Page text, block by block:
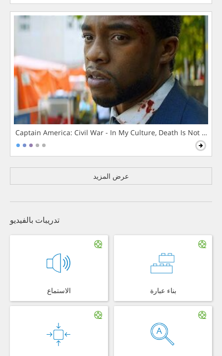
Captain America: Civil War - In My Culture, Death Is Not The
عرض المزيد
تدريبات بالفيديو
الاستماع بناء عبارة